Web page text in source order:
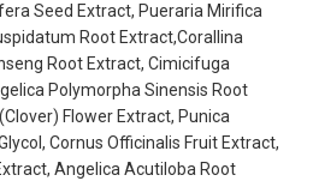
Seed Extract, Pueraria Mirifica
Root Extract,Corallina
Root Extract, Cimicifuga
Polymorpha Sinensis Root
Flower Extract, Punica
Cornus Officinalis Fruit Extract,
Angelica Acutiloba Root